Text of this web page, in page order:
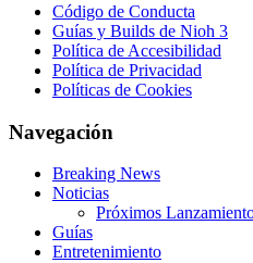
Código de Conducta
Guías y Builds de Nioh 3
Política de Accesibilidad
Política de Privacidad
Políticas de Cookies
Navegación
Breaking News
Noticias
Próximos
Guías
Entretenimiento